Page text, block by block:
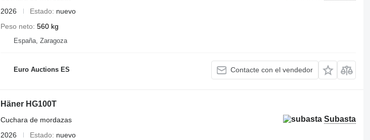
2026
Estado
nuevo
Peso neto 560 kg
España, Zaragoza
Euro Auctions ES Contacte con el vendedor
Häner HG100T
Subasta
Cuchara de mordazas
2026
Estado
nuevo